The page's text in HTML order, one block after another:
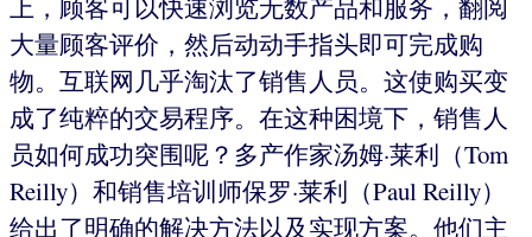
大量顾客评价，然后动动手指头即可完成购
物。互联网几乎淘汰了销售人员。这使购买变
成了纯粹的交易程序。在这种困境下，销售人
员如何成功突围呢？多产作家汤姆·莱利（Tom
Reilly）和销售培训师保罗·莱利（Paul Reilly）
给出了明确的解决方法以及实现方案。他们主